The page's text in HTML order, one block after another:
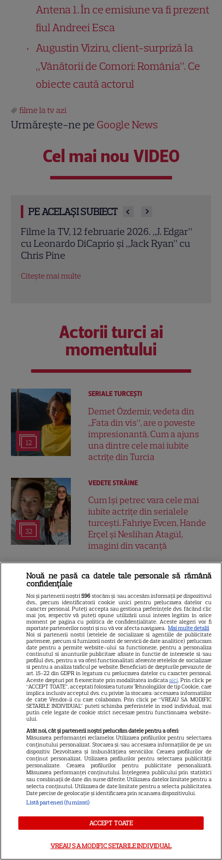
Antena 1. În ce emisiune va fi prezent
fiul Andreei Esca
Augustin Viziru, client-surpriză la
„Vânătorii de Comori: România”. Ce
obiecte caută actorul
filme la tv azi
Urmărește-ne pe Google News
Cel mai nou VIDEO
PE ACELAȘI SUBIECT
Filme la TV, 12 februarie 2026. „J. Edgar”
cu Leonardo DiCaprio și „Jack Ryan” cu
Chris Pine
Citește mai multe
Actorii turci ai
momentului
12
SERIALE TURCEŞTI
Demet Özdemir, vedeta din
„Fata din vis”, are o poveste
impresionantă. Cum a ajuns
una dintre cele mai iubite
actrițe din Turcia
32
VEDETE STRĂINE
Cum își petrec vara cele mai
iubite actrițe din serialele
turcești. Fahriye Evcen, Hande
Erçel și Neslihan Atagül,
imagini din vacanță
31
VEDETE STRĂINE
într-o ipostază complet
diferită. Actorul joacă un
avocat în noul serial „Bro”,
filmat în Italia
13
VEDETE STRĂINE
Primele imagini de la nunta
Damlei Sönmez. Actrița din
„Legea familiei” s-a căsătorit
într-o ceremonie discretă la
ARTICOLE PARTENERI
Tragedia înfiorătoare a
Artista noastră și-a luat Adio
Nouă ne pasă ca datele tale personale să rămână
confidențiale
Noi și partenerii noștri596 stocăm și/sau accesăm informații pe dispozitivul
dvs., precum identificatorii cookie unici pentru prelucrarea datelor cu
caracter personal. Puteți accepta sau gestiona preferințele dvs. făcând clic
mai jos, respectiv vă puteți opune utilizării unui interes legitim în orice
moment pe pagina cu politica de confidențialitate. Aceste alegeri vor fi
raportate partenerilor noștri și nu vă vor afecta navigarea. Mai multe detalii
Noi si partenerii nostri (retelele de socializare si agentiile de publicitate
partenere, precum si furnizorii nostri de servicii de date analitice) prelucram
date pentru a permite website-ului sa functioneze, pentru a personaliza
continutul si anunturile publicitare afisate in functie de interesele si/sau
profilul dvs., pentru a va oferi functionalitati aferente retelelor de socializare
si pentru a analiza traficul pe website. Beneficiati de drepturile prevazute de
art. 15-22 din GDPR in legatura cu prelucrarea datelor cu caracter personal.
Aceste drepturi pot fi exercitate prin modalitatea indicataaici. Prin click pe
“ACCEPT TOATE”, acceptati folosirea tuturor Tehnologiilor de tip Cookie, care
implica inclusiv acceptul dvs. cu privire la stocarea/accesarea informatiilor
de catre Vendor-ii cu care colaboram. Prin click pe “VREAU SA MODIFIC
SETARILE INDIVIDUAL” puteti schimba preferintele in mod individual, mai
putin cele legate de cookie strict necesare pentru functionarea website-
ului.
Atât noi, cât și partenerii noștri prelucrăm datele pentru a oferi:
Măsurarea performanței reclamelor. Utilizarea profilurilor pentru selectarea
conținutului personalizat. Stocarea și/sau accesarea informațiilor de pe un
dispozitiv. Dezvoltarea și îmbunătățirea serviciilor. Crearea profilurilor de
conținut personalizat. Utilizarea profilurilor pentru selectarea publicității
personalizate. Crearea profilurilor pentru publicitate personalizată.
Măsurarea performanței conținutului. Înțelegerea publicului prin statistici
sau combinații de date din surse diferite. Utilizarea datelor limitate pentru a
selecta conținutul. Utilizarea de date limitate pentru a selecta publicitatea.
Date precise de geolocație și identificarea prin scanarea dispozitivului.
Listă parteneri (furnizori)
ACCEPT TOATE
VREAU SA MODIFIC SETARILE INDIVIDUAL